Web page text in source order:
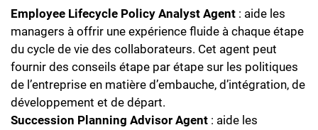
Employee Lifecycle Policy Analyst Agent : aide les
managers à offrir une expérience fluide à chaque étape
du cycle de vie des collaborateurs. Cet agent peut
fournir des conseils étape par étape sur les politiques
de l’entreprise en matière d’embauche, d’intégration, de
développement et de départ.
Succession Planning Advisor Agent : aide les